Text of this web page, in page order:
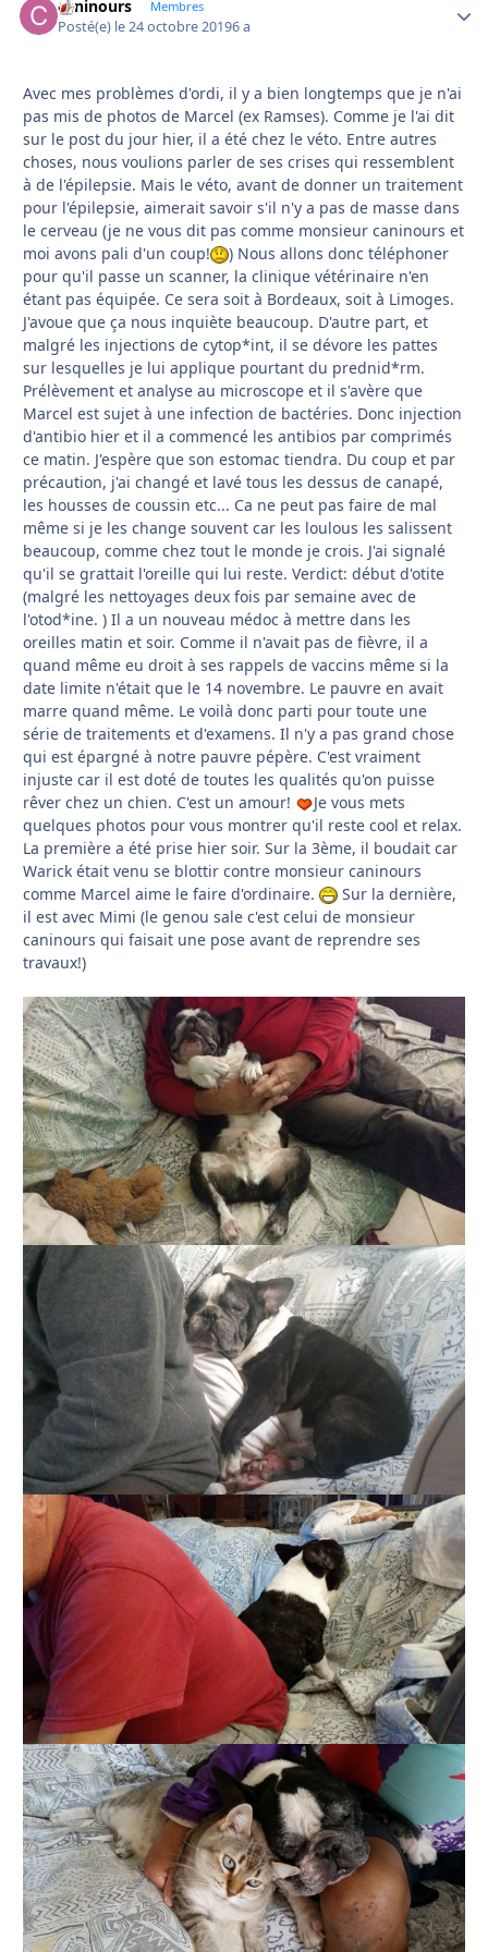
caninours Membres
Posté(e) le 24 octobre 20196 a
Avec mes problèmes d'ordi, il y a bien longtemps que je n'ai
pas mis de photos de Marcel (ex Ramses). Comme je l'ai dit
sur le post du jour hier, il a été chez le véto. Entre autres
choses, nous voulions parler de ses crises qui ressemblent
à de l'épilepsie. Mais le véto, avant de donner un traitement
pour l'épilepsie, aimerait savoir s'il n'y a pas de masse dans
le cerveau (je ne vous dit pas comme monsieur caninours et
moi avons pali d'un coup!
) Nous allons donc téléphoner
pour qu'il passe un scanner, la clinique vétérinaire n'en
étant pas équipée. Ce sera soit à Bordeaux, soit à Limoges.
J'avoue que ça nous inquiète beaucoup. D'autre part, et
malgré les injections de cytop*int, il se dévore les pattes
sur lesquelles je lui applique pourtant du prednid*rm.
Prélèvement et analyse au microscope et il s'avère que
Marcel est sujet à une infection de bactéries. Donc injection
d'antibio hier et il a commencé les antibios par comprimés
ce matin. J'espère que son estomac tiendra. Du coup et par
précaution, j'ai changé et lavé tous les dessus de canapé,
les housses de coussin etc... Ca ne peut pas faire de mal
même si je les change souvent car les loulous les salissent
beaucoup, comme chez tout le monde je crois. J'ai signalé
qu'il se grattait l'oreille qui lui reste. Verdict: début d'otite
(malgré les nettoyages deux fois par semaine avec de
l'otod*ine. ) Il a un nouveau médoc à mettre dans les
oreilles matin et soir. Comme il n'avait pas de fièvre, il a
quand même eu droit à ses rappels de vaccins même si la
date limite n'était que le 14 novembre. Le pauvre en avait
marre quand même. Le voilà donc parti pour toute une
série de traitements et d'examens. Il n'y a pas grand chose
qui est épargné à notre pauvre pépère. C'est vraiment
injuste car il est doté de toutes les qualités qu'on puisse
rêver chez un chien. C'est un amour!
Je vous mets
quelques photos pour vous montrer qu'il reste cool et relax.
La première a été prise hier soir. Sur la 3ème, il boudait car
Warick était venu se blottir contre monsieur caninours
comme Marcel aime le faire d'ordinaire.
Sur la dernière,
il est avec Mimi (le genou sale c'est celui de monsieur
caninours qui faisait une pose avant de reprendre ses
travaux!)